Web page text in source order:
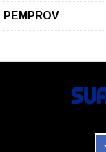
PEMPROV